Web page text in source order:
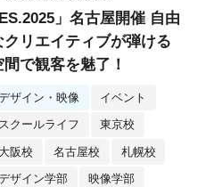
」名古屋開催 自由
クリエイティブが弾ける
間で観客を魅了！
ザイン・映像 イベント
スクールライフ 東京校
大阪校 名古屋校 札幌校
ザイン学部 映像学部